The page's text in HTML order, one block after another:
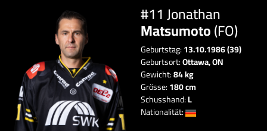
#11 Jonathan
Matsumoto(FO)
Geburtstag:13.10.1986 (39)
Geburtsort:Ottawa, ON
Gewicht:84 kg
Grösse:180 cm
Schusshand:L
Nationalität: